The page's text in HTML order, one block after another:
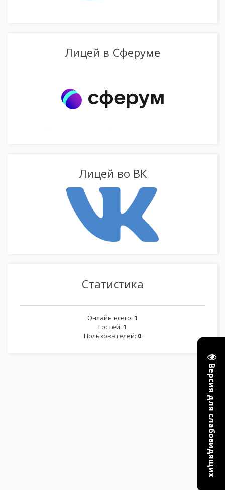
Версия для слабовидящих
Лицей в Сферуме
Лицей во ВК
Статистика
Онлайн всего: 1
Гостей: 1
Пользователей: 0